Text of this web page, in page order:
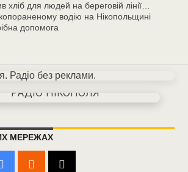
хліб для людей на береговій лінії…
водію на Нікопольщині
допомога
МЕРЕЖАХ